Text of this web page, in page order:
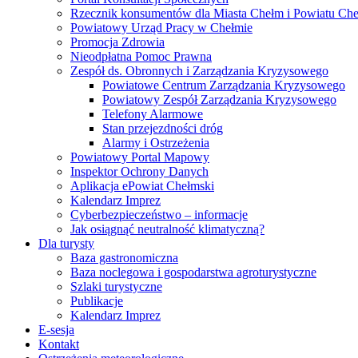
Rzecznik konsumentów dla Miasta Chełm i Powiatu
Powiatowy Urząd Pracy w Chełmie
Promocja Zdrowia
Nieodpłatna Pomoc Prawna
Zespół ds. Obronnych i Zarządzania Kryzysowego
Powiatowe Centrum Zarządzania Kryzysowego
Powiatowy Zespół Zarządzania Kryzysowego
Telefony Alarmowe
Stan przejezdności dróg
Alarmy i Ostrzeżenia
Powiatowy Portal Mapowy
Inspektor Ochrony Danych
Aplikacja ePowiat Chełmski
Kalendarz Imprez
Cyberbezpieczeństwo – informacje
Jak osiągnąć neutralność klimatyczną?
Dla turysty
Baza gastronomiczna
Baza noclegowa i gospodarstwa agroturystyczne
Szlaki turystyczne
Publikacje
Kalendarz Imprez
E-sesja
Kontakt